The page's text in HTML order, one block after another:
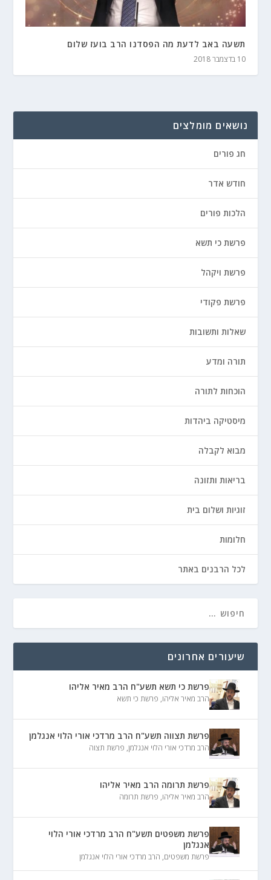
תשעה באב לדעת מה הפסדנו הרב בועז שלום
10 בדצמבר 2018
נושאים מומלצים
חג פורים
חודש אדר
הלכות פורים
פרשת כי תשא
פרשת ויקהל
פרשת פקודי
שאלות ותשובות
תורה ומדע
הוכחות לתורה
מיסטיקה ביהדות
מבוא לקבלה
בריאות ותזונה
זוגיות ושלום בית
חלומות
לכל הרבנים באתר
שיעורים אחרונים
פרשת כי תשא תשע"ח הרב מאיר אליהו
הרב מאיר אליהו, פרשת כי תשא
פרשת תצווה תשע"ח הרב מרדכי אורי הלוי אנגלמן
הרב מרדכי אורי הלוי אנגלמן, פרשת תצוה
פרשת תרומה הרב מאיר אליהו
הרב מאיר אליהו, פרשת תרומה
פרשת משפטים תשע"ח הרב מרדכי אורי הלוי
אנגלמן
פרשת משפטים, הרב מרדכי אורי הלוי אנגלמן